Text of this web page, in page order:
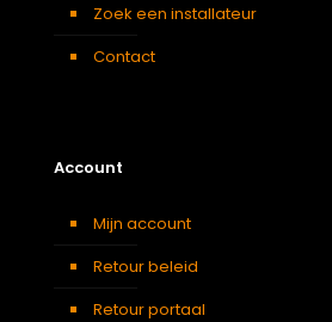
Zoek een installateur
Contact
Account
Mijn account
Retour beleid
Retour portaal